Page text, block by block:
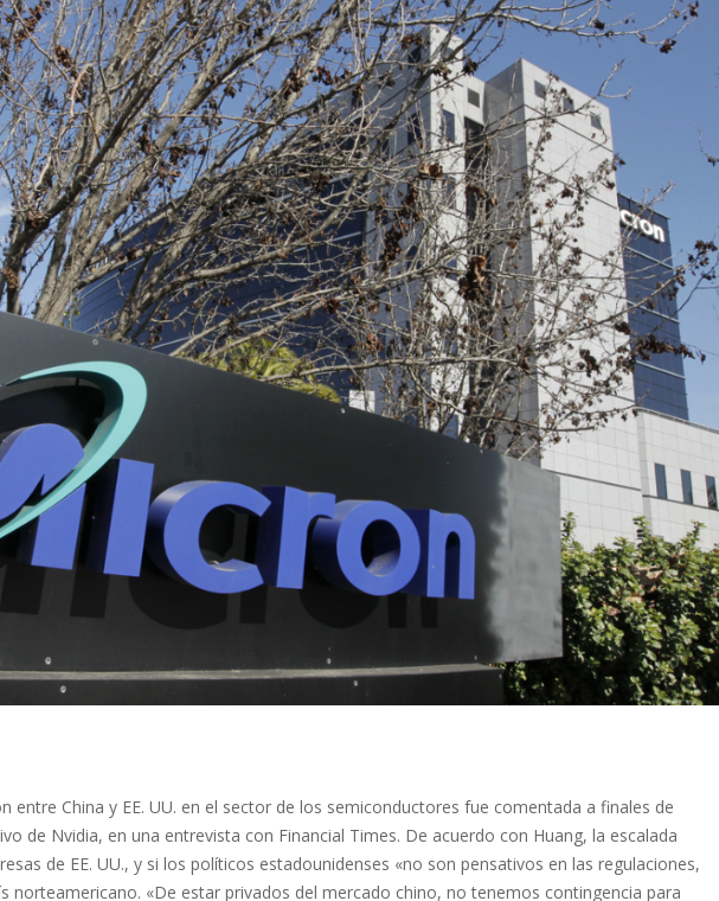
entre China y EE. UU. en el sector de los semiconductores fue comentada a finales de
de Nvidia, en una entrevista con Financial Times. De acuerdo con Huang, la escalada
de EE. UU., y si los políticos estadounidenses «no son pensativos en las regulaciones,
norteamericano. «De estar privados del mercado chino, no tenemos contingencia para